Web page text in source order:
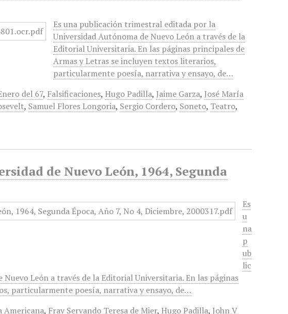
Es una publicación trimestral editada por la
Universidad Autónoma de Nuevo León a través de la
Editorial Universitaria. En las páginas principales de
Armas y Letras se incluyen textos literarios,
particularmente poesía, narrativa y ensayo, de…
del 67, Falsificaciones, Hugo Padilla, Jaime Garza, José María
, Samuel Flores Longoria, Sergio Cordero, Soneto, Teatro,
de Nuevo León, 1964, Segunda
Es
u
na
p
ub
lic
León a través de la Editorial Universitaria. En las páginas
particularmente poesía, narrativa y ensayo, de…
Americana, Fray Servando Teresa de Mier, Hugo Padilla, John V